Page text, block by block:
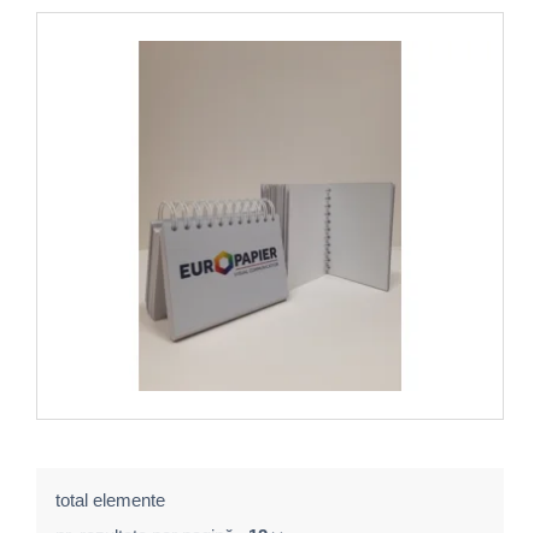
total elemente